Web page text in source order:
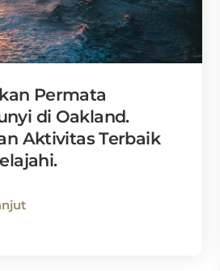
Permata
di Oakland.
Aktivitas Terbaik